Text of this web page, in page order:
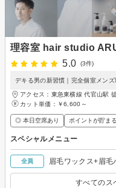
理容室 hair studio
5.0
(3件)
デキる男の新習慣｜完全個室メン
アクセス：東急東横線 代官山駅
カット単価： ￥6,600～
◎ 本日空席あり ポイントが貯ま
スペシャルメニュー
全員 眉毛ワックス+眉毛
すべてのス